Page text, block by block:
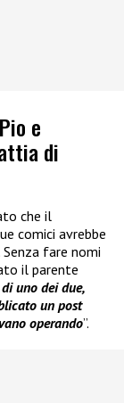
e
di
che il
comici avrebbe
fare nomi
il parente
uno dei due,
un post
operando”.